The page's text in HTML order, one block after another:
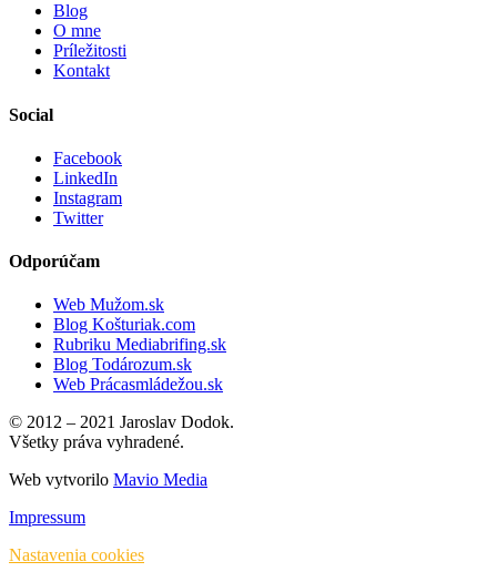
Blog
O mne
Príležitosti
Kontakt
Social
Facebook
LinkedIn
Instagram
Twitter
Odporúčam
Web Mužom.sk
Blog Košturiak.com
Rubriku Mediabrifing.sk
Blog Todározum.sk
Web Prácasmládežou.sk
© 2012 – 2021 Jaroslav Dodok.
Všetky práva vyhradené.
Web vytvorilo Mavio Media
Impressum
Nastavenia cookies